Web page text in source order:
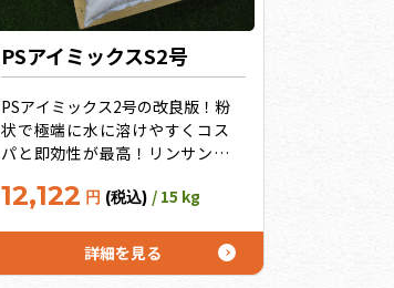
PSアイミックスS2号
PSアイミックス2号の改良版！粉
状で極端に水に溶けやすくコス
パと即効性が最高！リンサン過
ゴ・トマトに特化したのはS２号
キレート効果の高い微量要素で
旨み追求！10袋セットでさらに
12,122 円 (税込) / 15 kg
詳細を見る